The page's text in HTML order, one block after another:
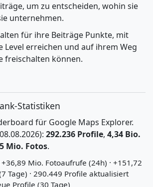
um zu entscheiden, wohin sie
unternehmen.
für ihre Beiträge Punkte, mit
Level erreichen und auf ihrem Weg
freischalten können.
Statistiken
für Google Maps Explorer.
292.236 Profile, 4,34 Bio.
Mio. Fotos.
+36,89 Mio. Fotoaufrufe (24h) · +151,72
Tage) · 290.449 Profile aktualisiert
Profile (30 Tage)